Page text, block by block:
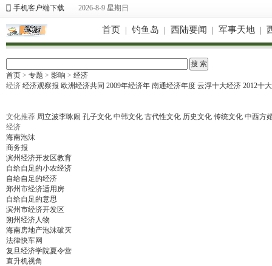
手机客户端下载 2026-8-9 星期日
首页 | 钓鱼岛 | 西陆要闻 | 军事天地 |
首页 > 专题 > 影响 > 经济
经济 经济观察报 欧洲经济共同 2009年经济年 南通经济年度 云浮十大经济 2012十
文化推荐 周立波李咏闹 孔子文化 中韩文化 古代性文化 历史文化 传统文化 中西方
经济
海南泡沫
商务报
滨州经济开发区教育
自给自足的小农经济
自给自足的经济
郑州市经济适用房
自给自足的意思
滨州市经济开发区
朔州经济人物
海南房地产泡沫破灭
法律快车网
复旦经济学院夏令营
直升机视角